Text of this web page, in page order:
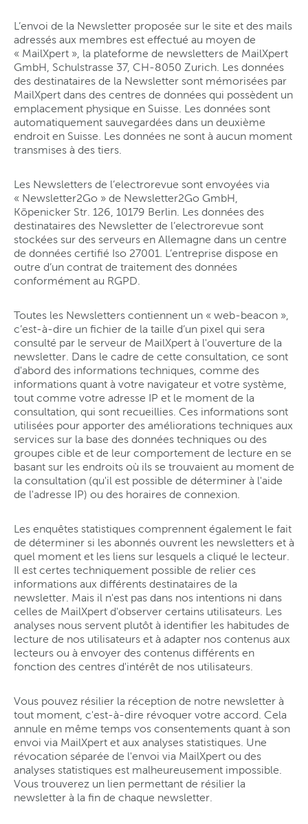
L’envoi de la Newsletter proposée sur le site et des mails
adressés aux membres est effectué au moyen de
« MailXpert », la plateforme de newsletters de MailXpert
GmbH, Schulstrasse 37, CH-8050 Zurich. Les données
des destinataires de la Newsletter sont mémorisées par
MailXpert dans des centres de données qui possèdent un
emplacement physique en Suisse. Les données sont
automatiquement sauvegardées dans un deuxième
endroit en Suisse. Les données ne sont à aucun moment
transmises à des tiers.
Les Newsletters de l’electrorevue sont envoyées via
« Newsletter2Go » de Newsletter2Go GmbH,
Köpenicker Str. 126, 10179 Berlin. Les données des
destinataires des Newsletter de l’electrorevue sont
stockées sur des serveurs en Allemagne dans un centre
de données certifié Iso 27001. L’entreprise dispose en
outre d’un contrat de traitement des données
conformément au RGPD.
Toutes les Newsletters contiennent un « web-beacon »,
c’est-à-dire un fichier de la taille d’un pixel qui sera
consulté par le serveur de MailXpert à l'ouverture de la
newsletter. Dans le cadre de cette consultation, ce sont
d'abord des informations techniques, comme des
informations quant à votre navigateur et votre système,
tout comme votre adresse IP et le moment de la
consultation, qui sont recueillies. Ces informations sont
utilisées pour apporter des améliorations techniques aux
services sur la base des données techniques ou des
groupes cible et de leur comportement de lecture en se
basant sur les endroits où ils se trouvaient au moment de
la consultation (qu'il est possible de déterminer à l'aide
de l'adresse IP) ou des horaires de connexion.
Les enquêtes statistiques comprennent également le fait
de déterminer si les abonnés ouvrent les newsletters et à
quel moment et les liens sur lesquels a cliqué le lecteur.
Il est certes techniquement possible de relier ces
informations aux différents destinataires de la
newsletter. Mais il n'est pas dans nos intentions ni dans
celles de MailXpert d'observer certains utilisateurs. Les
analyses nous servent plutôt à identifier les habitudes de
lecture de nos utilisateurs et à adapter nos contenus aux
lecteurs ou à envoyer des contenus différents en
fonction des centres d'intérêt de nos utilisateurs.
Vous pouvez résilier la réception de notre newsletter à
tout moment, c'est-à-dire révoquer votre accord. Cela
annule en même temps vos consentements quant à son
envoi via MailXpert et aux analyses statistiques. Une
révocation séparée de l'envoi via MailXpert ou des
analyses statistiques est malheureusement impossible.
Vous trouverez un lien permettant de résilier la
newsletter à la fin de chaque newsletter.